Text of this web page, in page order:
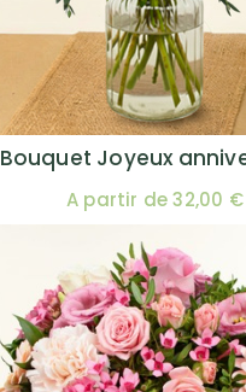
Bouquet Joyeux
A partir de 32,00 €